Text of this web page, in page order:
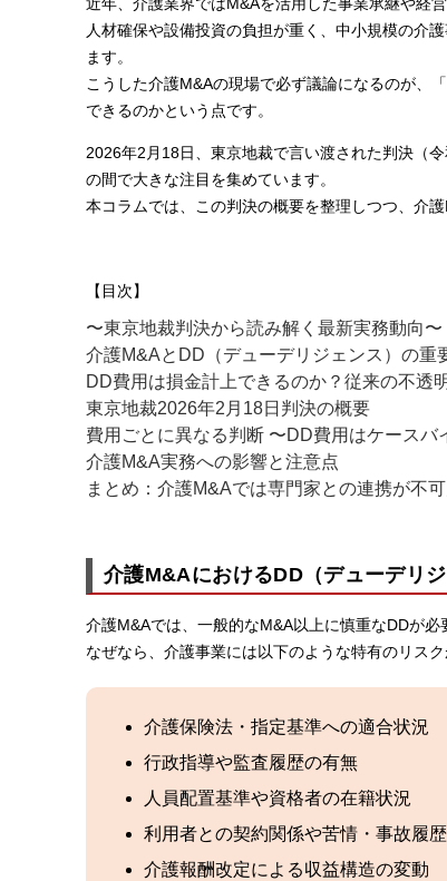
近年、介護業界ではM&Aを活用した事業承継や経
人材確保や設備投資の負担が重く、中小規模の介
ます。
こうした介護M&Aの現場で必ず議論になるのが、
できるのかという点です。
2026年2月18日、東京地裁で言い渡された判決（
の間で大きな注目を集めています。
本コラムでは、この判決の概要を整理しつつ、介
【目次】
〜東京地裁判決から読み解く最新実務動向〜
介護M&AとDD（デューデリジェンス）の重
DD費用は損金計上できるのか？従来の不透
東京地裁2026年2月18日判決の概要
費用ごとに異なる判断 〜DD費用はケースバ
介護M&A実務への影響と注意点
まとめ：介護M&Aでは専門家との連携が不
介護M&AにおけるDD（デューデリ
介護M&Aでは、一般的なM&A以上に慎重なDDが必
なぜなら、介護事業には以下のような特有のリスク
介護保険法・指定基準への適合状況
行政指導や監査履歴の有無
人員配置基準や資格者の在籍状況
利用者との契約関係や苦情・事故履歴
介護報酬改定による収益構造の変動